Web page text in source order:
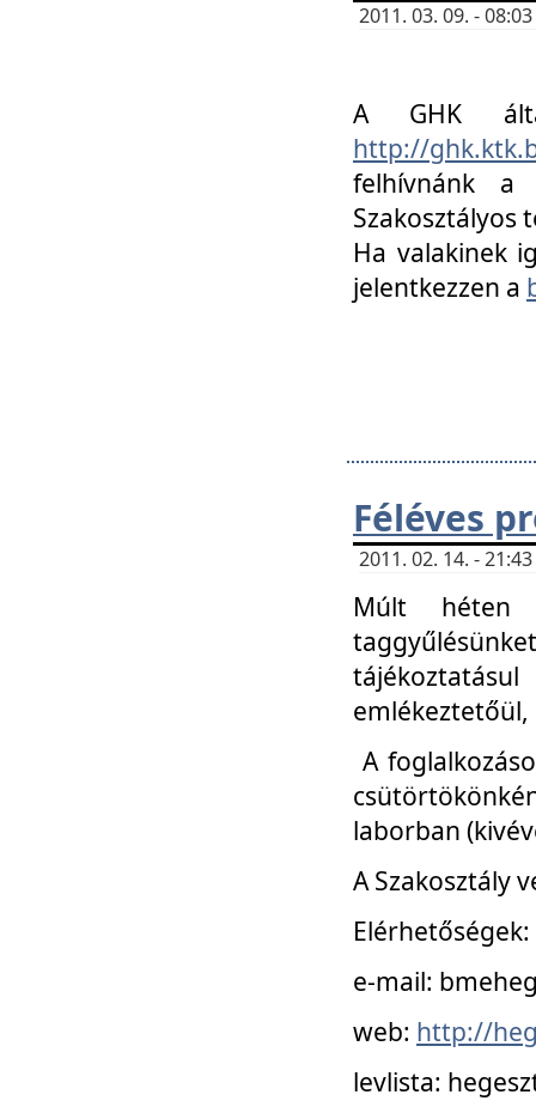
2011. 03. 09. -
A GHK
http://
felhívnánk a
Szakosztályos
Ha valakinek
jelentkezzen a
Féléves
2011. 02. 14. -
Múlt héten
emlékeztetőül,
A
laborban
A Szakosztály
Elérhetőségek:
e-mail:
web: http://
levlista: